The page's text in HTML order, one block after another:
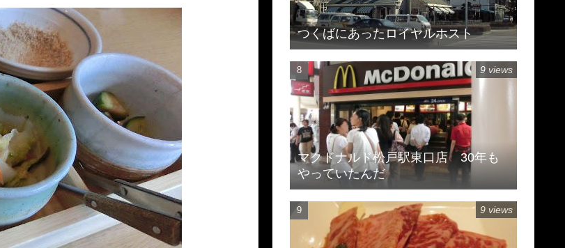
つくばにあったロイヤルホスト
マクドナルド松戸駅東口店 30年も
やっていたんだ
9 views
9 views